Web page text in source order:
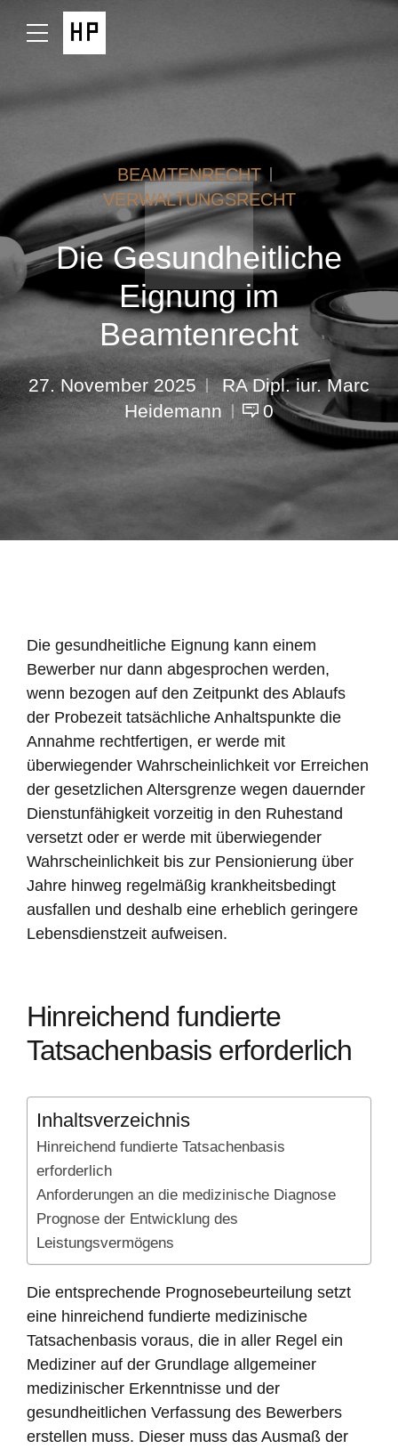
BEAMTENRECHT
VERWALTUNGSRECHT
Die Gesundheitliche
Eignung im
Beamtenrecht
27. November 2025
RA Dipl. iur. Marc
Heidemann
0
Die gesundheitliche Eignung kann einem
Bewerber nur dann abgesprochen werden,
wenn bezogen auf den Zeitpunkt des Ablaufs
der Probezeit tatsächliche Anhaltspunkte die
Annahme rechtfertigen, er werde mit
überwiegender Wahrscheinlichkeit vor Erreichen
der gesetzlichen Altersgrenze wegen dauernder
Dienstunfähigkeit vorzeitig in den Ruhestand
versetzt oder er werde mit überwiegender
Wahrscheinlichkeit bis zur Pensionierung über
Jahre hinweg regelmäßig krankheitsbedingt
ausfallen und deshalb eine erheblich geringere
Lebensdienstzeit aufweisen.
Hinreichend fundierte
Tatsachenbasis erforderlich
Inhaltsverzeichnis
Hinreichend fundierte Tatsachenbasis
erforderlich
Anforderungen an die medizinische Diagnose
Prognose der Entwicklung des
Leistungsvermögens
Die entsprechende Prognosebeurteilung setzt
eine hinreichend fundierte medizinische
Tatsachenbasis voraus, die in aller Regel ein
Mediziner auf der Grundlage allgemeiner
medizinischer Erkenntnisse und der
gesundheitlichen Verfassung des Bewerbers
erstellen muss. Dieser muss das Ausmaß der